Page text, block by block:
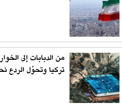
من الدبابات إلى
تركيا وتحوّل الردع